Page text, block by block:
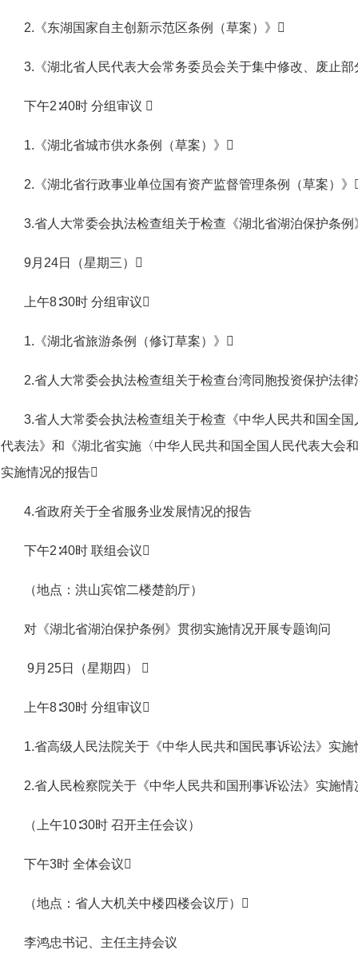
2.《东湖国家自主创新示范区条例（草案）》
3.《湖北省人民代表大会常务委员会关于集中修改、废止
下午2∶40时 分组审议 
1.《湖北省城市供水条例（草案）》
2.《湖北省行政事业单位国有资产监督管理条例（草案）》
3.省人大常委会执法检查组关于检查《湖北省湖泊保护条
9月24日（星期三）
上午8∶30时 分组审议
1.《湖北省旅游条例（修订草案）》
2.省人大常委会执法检查组关于检查台湾同胞投资保护法
3.省人大常委会执法检查组关于检查《中华人民共和国全
代表法》和《湖北省实施〈中华人民共和国全国人民代表大会
实施情况的报告
4.省政府关于全省服务业发展情况的报告
下午2∶40时 联组会议
（地点：洪山宾馆二楼楚韵厅）
对《湖北省湖泊保护条例》贯彻实施情况开展专题询问
9月25日（星期四） 
上午8∶30时 分组审议
1.省高级人民法院关于《中华人民共和国民事诉讼法》实
2.省人民检察院关于《中华人民共和国刑事诉讼法》实施
（上午10∶30时 召开主任会议）
下午3时 全体会议
（地点：省人大机关中楼四楼会议厅）
李鸿忠书记、主任主持会议